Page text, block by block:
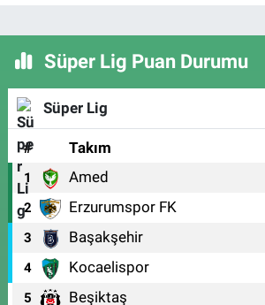
Süper Lig Puan Durumu
Süper Lig
# Takım
1 Amed
2 Erzurumspor FK
3 Başakşehir
4 Kocaelispor
5 Beşiktaş